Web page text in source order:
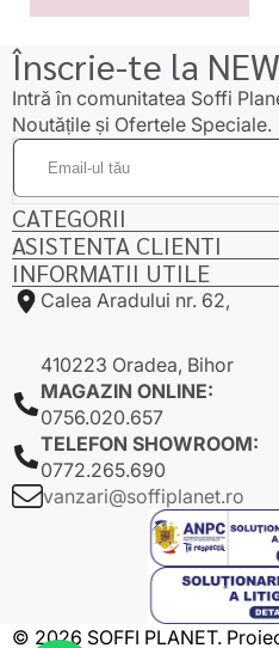
Înscrie-te la
Intră în comunitatea Soffi
Noutățile și Ofertele Speciale.
Email-
tău
CATEGORII
ASISTENTA CLIENTI
INFORMATII UTILE
Calea Aradului nr. 62,
410223 Oradea, Bihor
MAGAZIN ONLINE:
0756.020.657
TELEFON SHOWROOM:
0772.265.690
vanzari@soffiplanet.ro
© 2026 SOFFI PLANET.